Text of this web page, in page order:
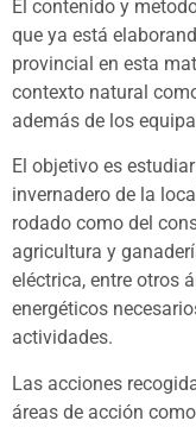
El contenido y
que ya está
provincial en esta
contexto natural
además de los
El objetivo es
invernadero de la
rodado como del
agricultura y
eléctrica, entre otros
energéticos
actividades.
Las acciones
áreas de acción